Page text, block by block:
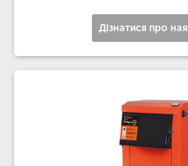
Дізнатися про